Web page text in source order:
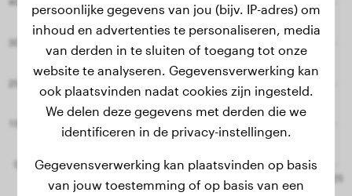
persoonlijke gegevens van jou (bijv. IP-adres) om
inhoud en advertenties te personaliseren, media
van derden in te sluiten of toegang tot onze
website te analyseren. Gegevensverwerking kan
ook plaatsvinden nadat cookies zijn ingesteld.
We delen deze gegevens met derden die we
identificeren in de privacy-instellingen.
Gegevensverwerking kan plaatsvinden op basis
van jouw toestemming of op basis van een